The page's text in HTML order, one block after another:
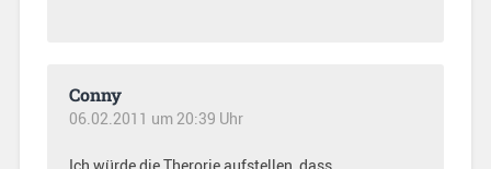
Conny
06.02.2011 um 20:39 Uhr